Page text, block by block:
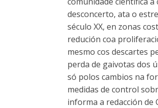
desconcerto, ata o
século XX, en zonas
redución coa
mesmo cos descartes
perda de gaivotas dos
só polos cambios na
medidas de control
informa a redacción de